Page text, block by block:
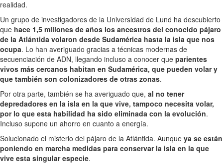
realidad.
Un grupo de investigadores de la Universidad de Lund ha descubierto
que hace 1,5 millones de años los ancestros del conocido pájaro
de la Atlántida volaron desde Sudamérica hasta la isla que nos
ocupa. Lo han averiguado gracias a técnicas modernas de
secuenciación de ADN, llegando incluso a conocer que parientes
vivos más cercanos habitan en Sudamérica, que pueden volar y
que también son colonizadores de otras zonas.
Por otra parte, también se ha averiguado que, al no tener
depredadores en la isla en la que vive, tampoco necesita volar,
por lo que esta habilidad ha sido eliminada con la evolución.
Incluso supone un ahorro en cuanto a energía.
Solucionado el misterio del pájaro de la Atlántida. Aunque ya se están
poniendo en marcha medidas para conservar la isla en la que
vive esta singular especie.